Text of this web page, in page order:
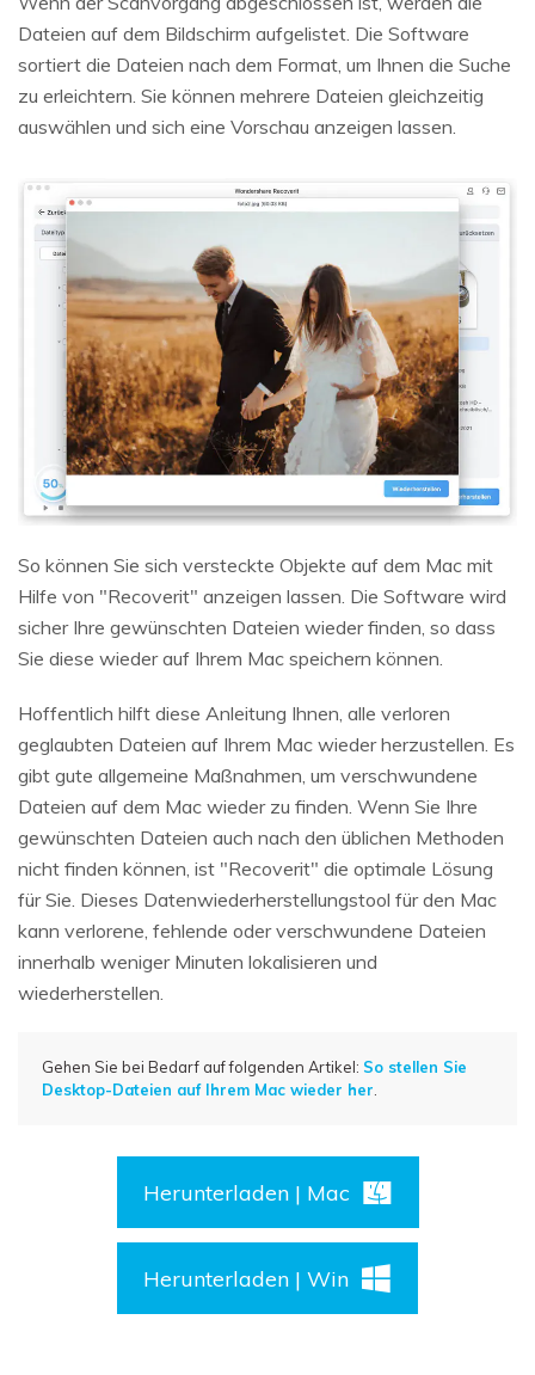
Dateien auf dem Bildschirm aufgelistet. Die Software
sortiert die Dateien nach dem Format, um Ihnen die Suche
zu erleichtern. Sie können mehrere Dateien gleichzeitig
auswählen und sich eine Vorschau anzeigen lassen.
So können Sie sich versteckte Objekte auf dem Mac mit
Hilfe von "Recoverit" anzeigen lassen. Die Software wird
sicher Ihre gewünschten Dateien wieder finden, so dass
Sie diese wieder auf Ihrem Mac speichern können.
Hoffentlich hilft diese Anleitung Ihnen, alle verloren
geglaubten Dateien auf Ihrem Mac wieder herzustellen. Es
gibt gute allgemeine Maßnahmen, um verschwundene
Dateien auf dem Mac wieder zu finden. Wenn Sie Ihre
gewünschten Dateien auch nach den üblichen Methoden
nicht finden können, ist "Recoverit" die optimale Lösung
für Sie. Dieses Datenwiederherstellungstool für den Mac
kann verlorene, fehlende oder verschwundene Dateien
innerhalb weniger Minuten lokalisieren und
wiederherstellen.
Gehen Sie bei Bedarf auf folgenden Artikel: So stellen Sie
Desktop-Dateien auf Ihrem Mac wieder her
Herunterladen | Mac
Herunterladen | Win